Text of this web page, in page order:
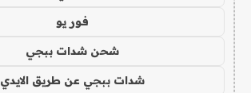
فور يو
شحن شدات ببجي
شدات ببجي عن طريق الايدي